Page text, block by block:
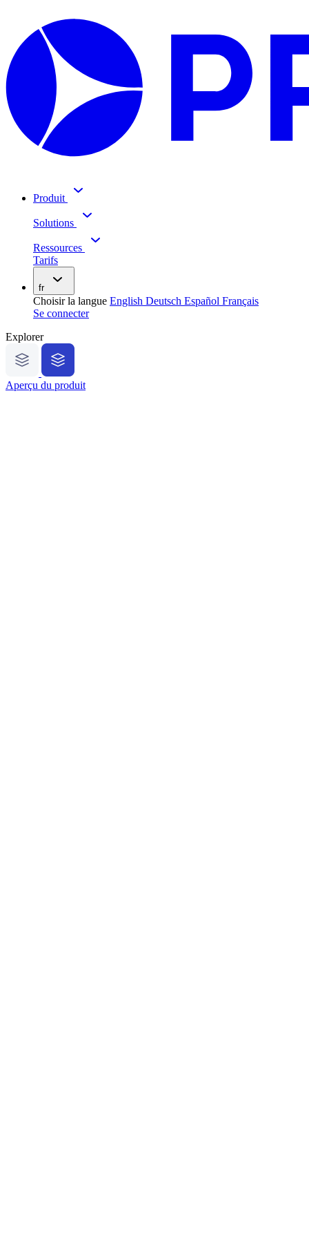
Produit
Solutions
Ressources
Tarifs
fr
Choisir la langue English Deutsch Español Français
Se connecter
Explorer
Aperçu du produit